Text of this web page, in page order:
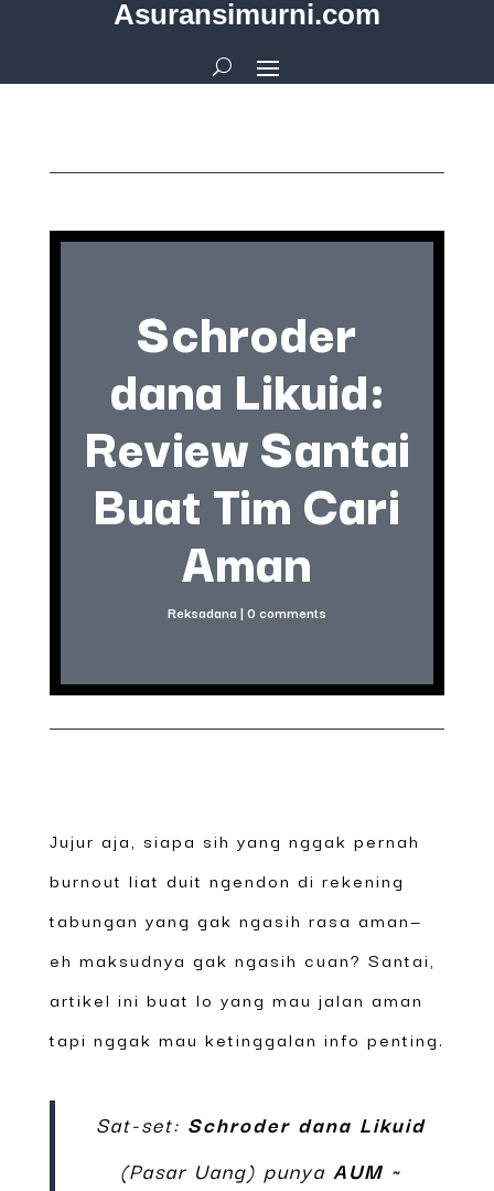
Asuransimurni.com
Schroder
dana Likuid:
Review Santai
Buat Tim Cari
Aman
Reksadana | 0 comments
Jujur aja, siapa sih yang nggak pernah
burnout liat duit ngendon di rekening
tabungan yang gak ngasih rasa aman—
eh maksudnya gak ngasih cuan? Santai,
artikel ini buat lo yang mau jalan aman
tapi nggak mau ketinggalan info penting.
Sat-set: Schroder dana Likuid
(Pasar Uang) punya AUM ~